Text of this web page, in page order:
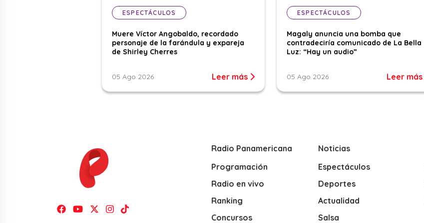
ESPECTÁCULOS
Muere Víctor Angobaldo, recordado
personaje de la farándula y expareja
de Shirley Cherres
05 Ago 2026 Leer más
ESPECTÁCULOS
Magaly anuncia una bomba que
contradeciría comunicado de La Bella
Luz: “Hay un audio”
05 Ago 2026 Leer más
Radio Panamericana
Programación
Radio en vivo
Ranking
Concursos
Noticias
Espectáculos
Deportes
Actualidad
Salsa